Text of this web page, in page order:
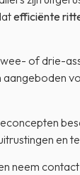
efficiënte
of drie-
aangeboden
en
neem